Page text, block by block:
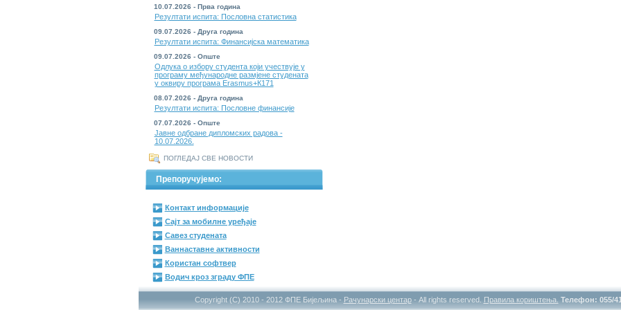
10.07.2026 - Прва година
Резултати испита: Пословна статистика
09.07.2026 - Друга година
Резултати испита: Финансијска математика
09.07.2026 - Опште
Одлука о избору студента који учествује у
програму међународне размјене студената
у оквиру програма Erasmus+К171
08.07.2026 - Друга година
Резултати испита: Пословне финансије
07.07.2026 - Опште
Јавне одбране дипломских радова -
10.07.2026.
ПОГЛЕДАЈ СВЕ НОВОСТИ
Препоручујемо:
Контакт информације
Сајт за мобилне уређаје
Савез студената
Ваннаставне активности
Користан софтвер
Водич кроз зграду ФПЕ
Copyright (C) 2010 - 2012 ФПЕ Бијељина - Рачунарски центар- All rights reserved. Правила кориштења. Телефон: 055/